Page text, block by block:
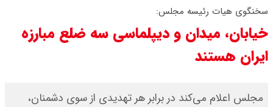
۱۴۰۵/ صعود طلا ادامه‌دار شد
۱۴۰۵ اعلام شد/ طلا بر مدار صعود
سخنگوی هیات رئیسه مجلس:
خیابان، میدان و دیپلماسی سه ضلع مبارزه
ایران هستند
مجلس اعلام می‌کند در برابر هر تهدیدی از سوی دشمنان،